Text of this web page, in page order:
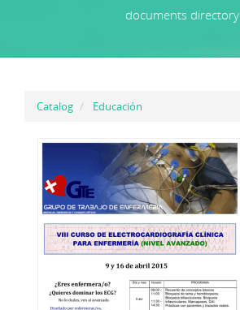
documents directory
Catalog Educación